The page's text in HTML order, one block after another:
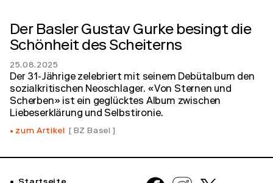
Der Basler Gustav Gurke besingt die
Schönheit des Scheiterns
25.08.2025
Der 31-Jährige zelebriert mit seinem Debütalbum den
sozialkritischen Neoschlager. «Von Sternen und
Scherben» ist ein geglücktes Album zwischen
Liebeserklärung und Selbstironie.
zum Artikel BZ Basel